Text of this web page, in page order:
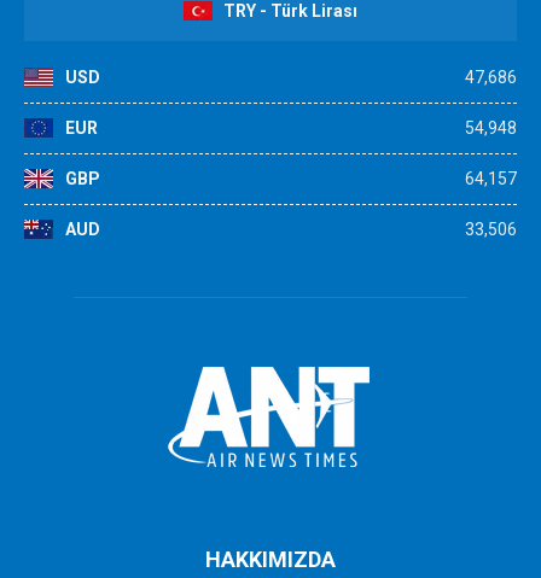
TRY - Türk Lirası
USD 47,686
EUR 54,948
GBP 64,157
AUD 33,506
HAKKIMIZDA